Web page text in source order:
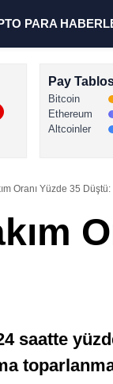
PARA
Pay
Bitcoin
Ethereum
Altcoinler
Oranı Yüzde 35
saatte